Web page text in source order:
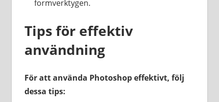
formverktygen.
Tips för effektiv
användning
För att använda Photoshop effektivt, följ
dessa tips: